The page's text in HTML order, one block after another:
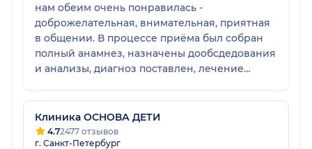
нам обеим очень понравилась -
доброжелательная, внимательная, приятная
в общении. В процессе приёма был собран
полный анамнез, назначены дообсдедования
и анализы, диагноз поставлен, лечение
увидели первые положительные результаты.
Планирую и дальше наблюдать дочку у этого
врача.
Клиника ОСНОВА ДЕТИ
4.72477 отзывов
г. Санкт-Петербург